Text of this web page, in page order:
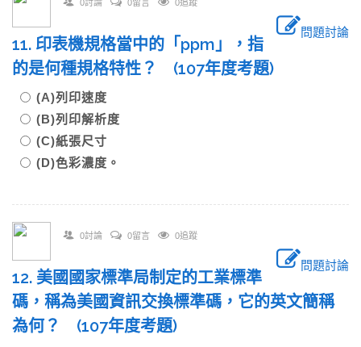
0討論 0留言 0追蹤
問題討論
11. 印表機規格當中的「ppm」，指
的是何種規格特性？ (107年度考題)
(A)列印速度
(B)列印解析度
(C)紙張尺寸
(D)色彩濃度。
0討論 0留言 0追蹤
問題討論
12. 美國國家標準局制定的工業標準
碼，稱為美國資訊交換標準碼，它的英文簡稱
為何？ (107年度考題)